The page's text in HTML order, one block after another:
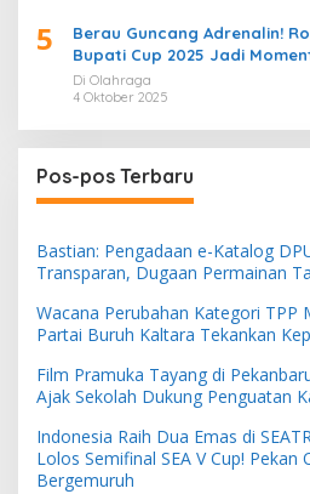
5
Berau Guncang Adrenalin!
Bupati Cup 2025 Jadi
Permanen 2026
Di Olahraga
4 Oktober 2025
Pos-pos Terbaru
Bastian: Pengadaan e-Katalog
Transparan, Dugaan Permainan
Wacana Perubahan Kategori TPP
Partai Buruh Kaltara Tekankan
Film Pramuka Tayang di
Ajak Sekolah Dukung Penguatan
Indonesia Raih Dua Emas di
Lolos Semifinal SEA V Cup! Pekan
Bergemuruh